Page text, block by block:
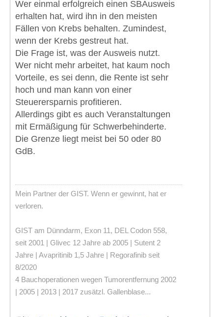
Wer einmal erfolgreich einen SBAusweis
erhalten hat, wird ihn in den meisten
Fällen von Krebs behalten. Zumindest,
wenn der Krebs gestreut hat.
Die Frage ist, was der Ausweis nutzt.
Wer nicht mehr arbeitet, hat kaum noch
Vorteile, es sei denn, die Rente ist sehr
hoch und man kann von einer
Steuerersparnis profitieren.
Allerdings gibt es auch Veranstaltungen
mit Ermäßigung für Schwerbehinderte.
Die Grenze liegt meist bei 50 oder 80
GdB.
Mein Partner der GIST. Wenn er gewinnt, hat er
verloren.
GIST am Dünndarm, Exon 11, DEL Codon 558,
seit 2001 | Glivec 12 Jahre ab 2005 | Sutent 2
Jahre | Avapritinib 1,5 Jahre | Regorafinib seit
8/2020
4 Bauchoperationen wegen Tumorentfernung 2002
| 2005 | 2013 | 2017 zusätzl. Gallenblase...